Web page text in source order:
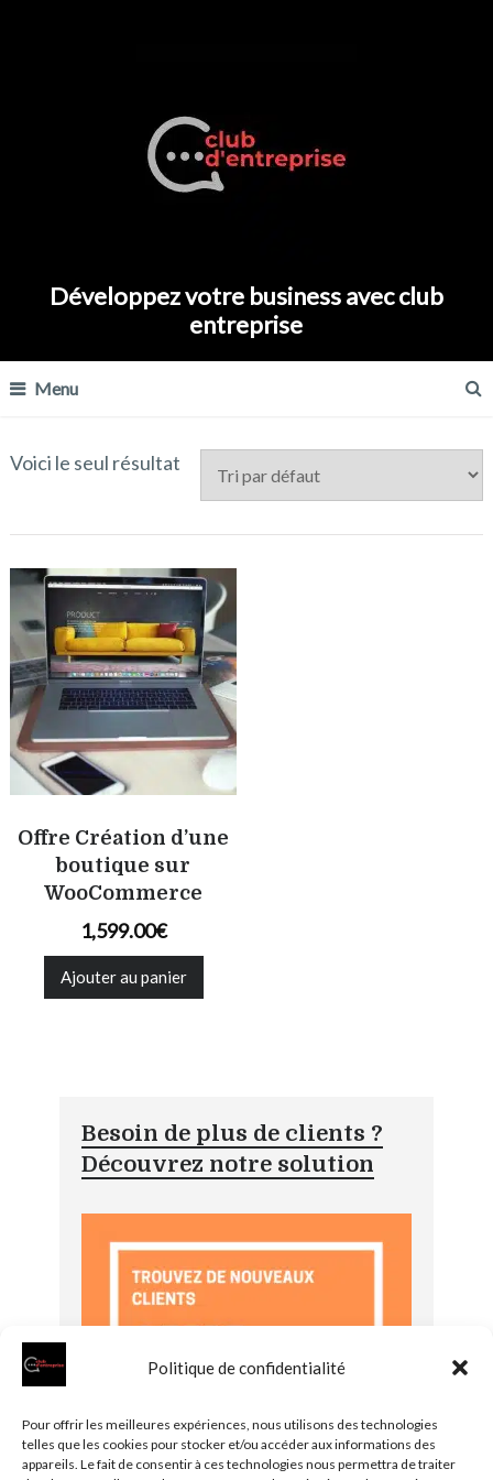
Politique de confidentialité
Pour offrir les meilleures expériences, nous utilisons des technologies
telles que les cookies pour stocker et/ou accéder aux informations des
appareils. Le fait de consentir à ces technologies nous permettra de traiter
Développez votre business avec club
entreprise
Menu
Voici le seul résultat
Offre Création d’une
boutique sur
WooCommerce
1,599.00€
Ajouter au panier
Besoin de plus de clients ?
Découvrez notre solution